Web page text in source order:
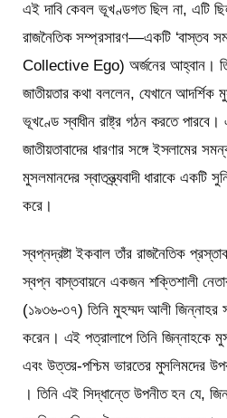
এই দাবি কেবল ভূখণ্ডগত ছিল না, এটি
রাজনৈতিক সম্প্রসারণ—একটি ‘বাস্তব
Collective Ego) অর্জনের আহ্বান।
জাতীয়তার কথা বললেন, যেখানে আদর্শিক
ভূখণ্ডে স্বাধীন রাষ্ট্র গঠন করতে পারবে।
জাতীয়তাবাদের ধারণার সঙ্গে ইসলামের
মুসলমানদের স্বাতন্ত্র্যবাদী ধারাকে একটি
করে।
স্বপ্নদ্রষ্টা ইকবাল তাঁর রাজনৈতিক
স্বপ্ন বাস্তবায়নে একজন শক্তিশালী
(১৯৩৬-৩৭) তিনি মুহম্মদ আলী জিন্নাহর
করেন। এই পত্রালাপে তিনি জিন্নাহকে
এবং উত্তর-পশ্চিম ভারতের মুসলিমদের
। তিনি এই সিদ্ধান্তে উপনীত হন যে,